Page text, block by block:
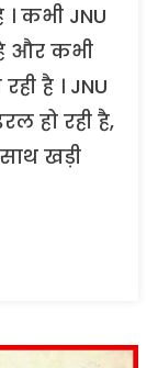
। कभी JNU
है और कभी
है । JNU
हो रही है,
खड़ी